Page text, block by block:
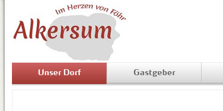
Unser Dorf Gastgeber